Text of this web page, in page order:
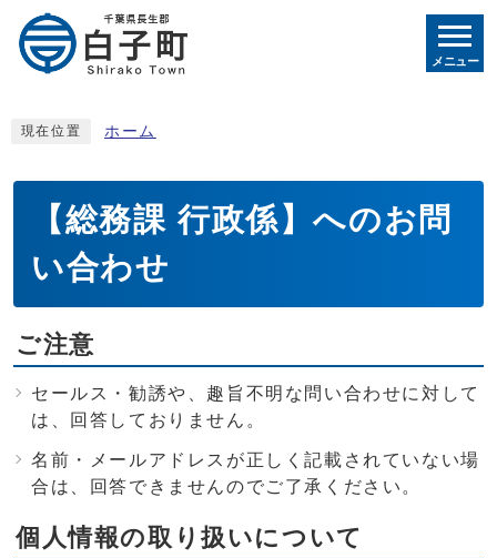
メニュー
現在位置 ホーム
【総務課 行政係】へのお問
い合わせ
ご注意
セールス・勧誘や、趣旨不明な問い合わせに対して
は、回答しておりません。
名前・メールアドレスが正しく記載されていない場
合は、回答できませんのでご了承ください。
個人情報の取り扱いについて